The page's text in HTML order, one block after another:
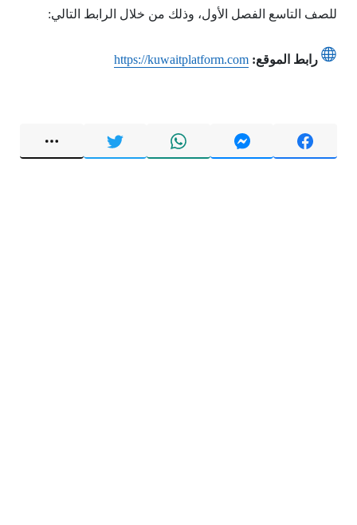
للصف التاسع الفصل الأول، وذلك من خلال الرابط التالي:
رابط الموقع: https://kuwaitplatform.com